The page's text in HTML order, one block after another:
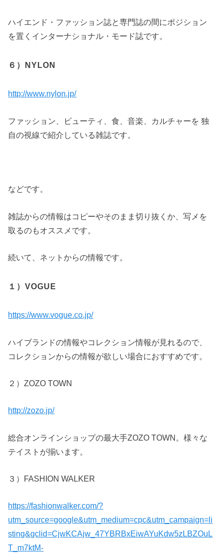
ハイエンド・ファッション誌と専門誌の間にポジション
を置くインターナショナル・モード誌です。
６）NYLON
http://www.nylon.jp/
ファッション、ビューティ、食、音楽、カルチャーを 独
自の視線で紹介している雑誌です。
などです。
雑誌からの情報はコピーやそのまま切り抜くか、写メを
取るのもオススメです。
続いて、ネットからの情報です。
１）VOGUE
https://www.vogue.co.jp/
ハイブランドの情報やコレクション情報が見れるので、
コレクションからの情報が欲しい場合におすすめです。
２）ZOZO TOWN
http://zozo.jp/
総合オンラインショップの最大手ZOZO TOWN。様々な
テイストが揃います。
３）FASHION WALKER
https://fashionwalker.com/?
utm_source=google&utm_medium=cpc&utm_campaign=li
sting&gclid=CjwKCAjw_47YBRBxEiwAYuKdw5zLBZOuL
T_m7ktM-